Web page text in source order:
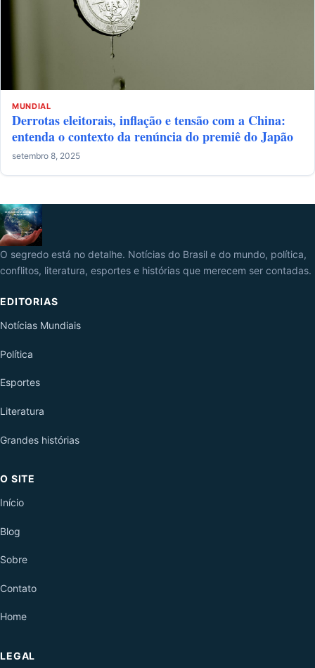
MUNDIAL
Derrotas eleitorais, inflação e tensão com a China:
entenda o contexto da renúncia do premiê do Japão
setembro 8, 2025
O segredo está no detalhe. Notícias do Brasil e do mundo, política,
conflitos, literatura, esportes e histórias que merecem ser contadas.
EDITORIAS
Notícias Mundiais
Política
Esportes
Literatura
Grandes histórias
O SITE
Início
Blog
Sobre
Contato
Home
LEGAL